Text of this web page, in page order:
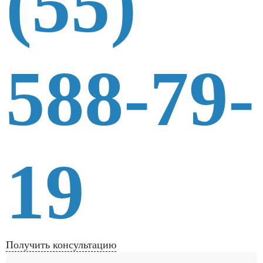
588-79-
19
Получить консультацию